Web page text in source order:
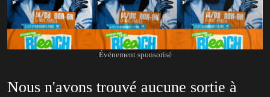
Événement sponsorisé
Nous n'avons trouvé aucune sortie à